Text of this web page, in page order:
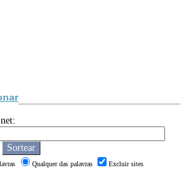
Qualquer das palavras
Excluir sites